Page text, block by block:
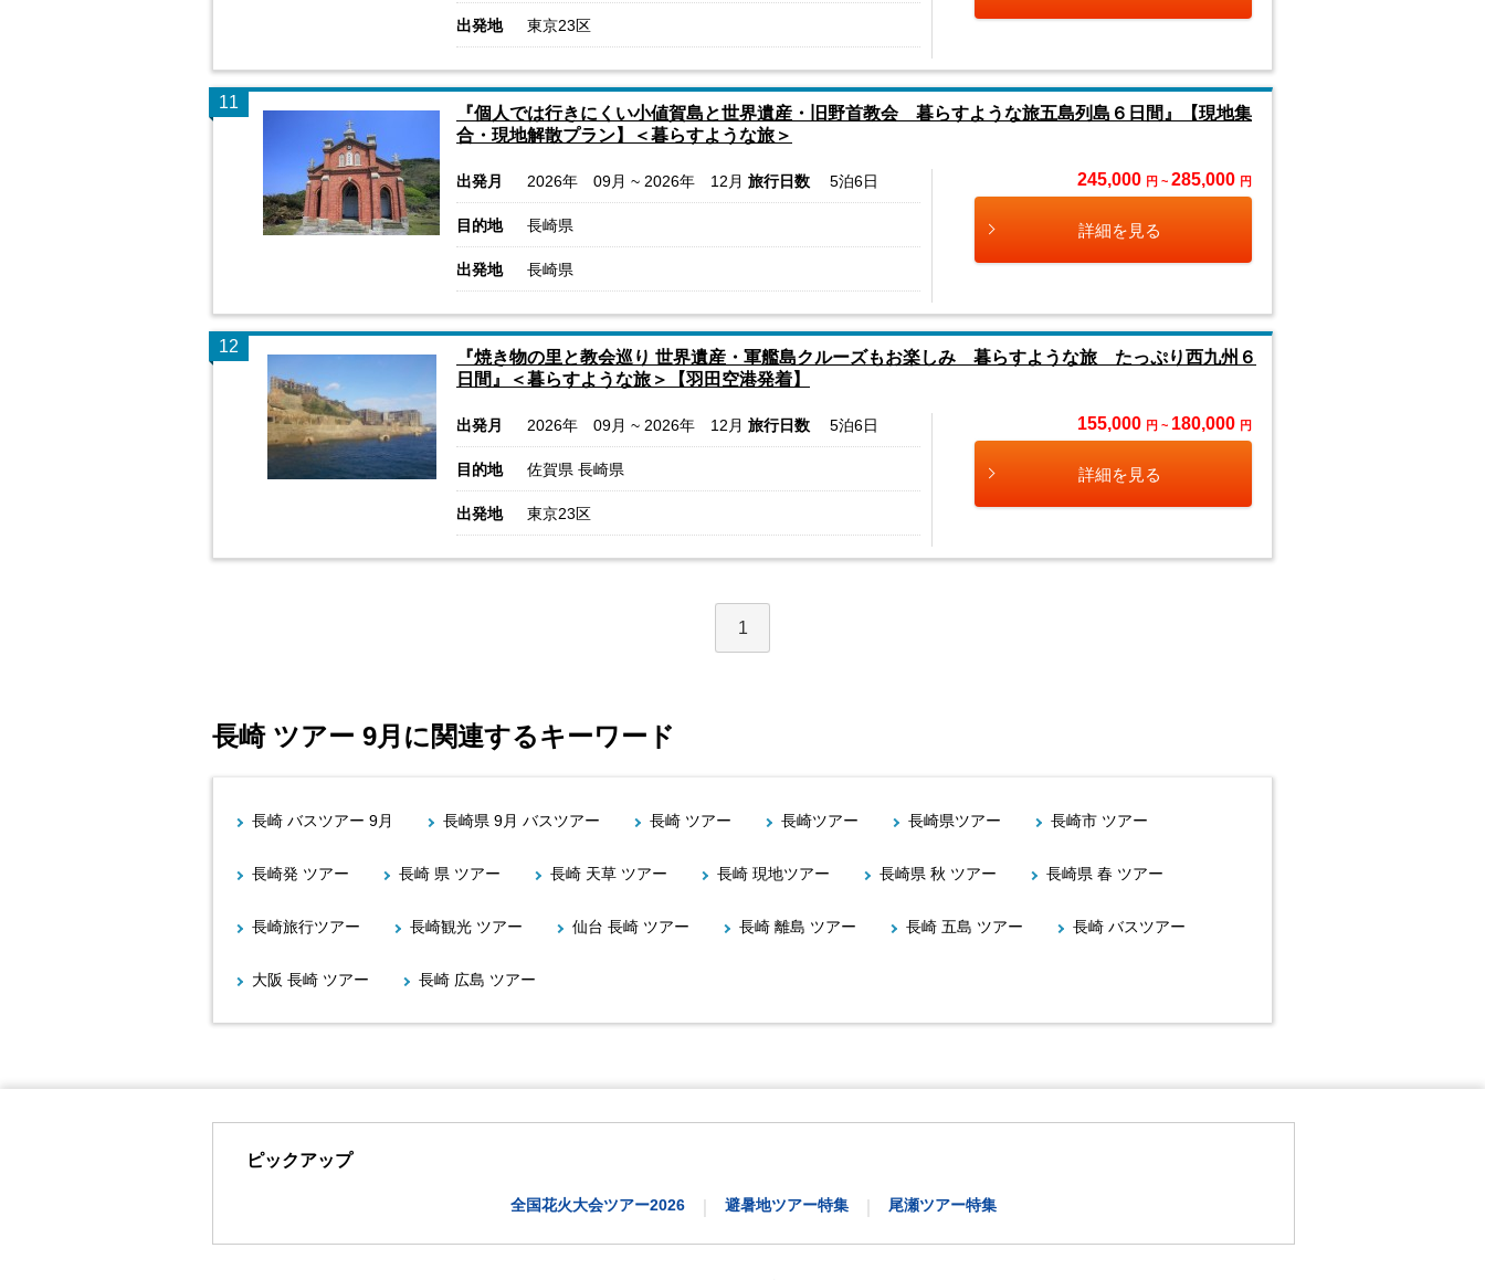
出発地 東京23区
11
『個人では行きにくい小値賀島と世界遺産・旧野首教会 暮らすような旅五島列島６日間』【現地集
合・現地解散プラン】＜暮らすような旅＞
出発月 2026年 09月 ~ 2026年 12月 旅行日数 5泊6日
目的地 長崎県
出発地 長崎県
245,000 円 ~ 285,000 円
詳細を見る
12
『焼き物の里と教会巡り 世界遺産・軍艦島クルーズもお楽しみ 暮らすような旅 たっぷり西九州６
日間』＜暮らすような旅＞【羽田空港発着】
出発月 2026年 09月 ~ 2026年 12月 旅行日数 5泊6日
目的地 佐賀県 長崎県
出発地 東京23区
155,000 円 ~ 180,000 円
詳細を見る
1
長崎 ツアー 9月に関連するキーワード
長崎 バスツアー 9月 長崎県 9月 バスツアー 長崎 ツアー 長崎ツアー 長崎県ツアー 長崎市 ツアー
長崎発 ツアー 長崎 県 ツアー 長崎 天草 ツアー 長崎 現地ツアー 長崎県 秋 ツアー 長崎県 春 ツアー
長崎旅行ツアー 長崎観光 ツアー 仙台 長崎 ツアー 長崎 離島 ツアー 長崎 五島 ツアー 長崎 バスツアー
大阪 長崎 ツアー 長崎 広島 ツアー
ピックアップ
全国花火大会ツアー2026 避暑地ツアー特集 尾瀬ツアー特集